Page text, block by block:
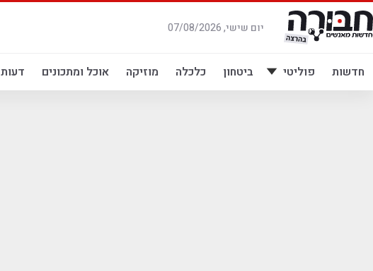
דלג
לתוכן
יום שישי, 07/08/2026
חדשות פוליטי ביטחון כלכלה מוזיקה אוכל ומתכונים דעות